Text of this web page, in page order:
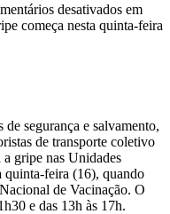
desativados em
começa nesta quinta-feira
segurança e salvamento,
de transporte coletivo
gripe nas Unidades
quinta-feira (16), quando
de Vacinação. O
e das 13h às 17h.